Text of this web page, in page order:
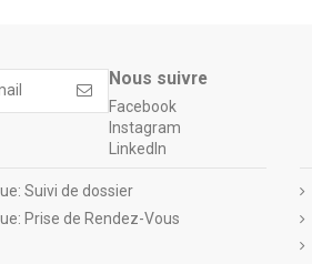
Nous suivre
Facebook
Instagram
LinkedIn
Suivi de dossier
Prise de Rendez-Vous